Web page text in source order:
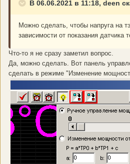
В 06.06.2021 в 11:18, deen
Можно сделать, чтобы напруга на
зависимости от показания датчика
Что-то я не сразу заметил вопрос.
Да, можно сделать. Вот панель
сделать в режиме "Изменение